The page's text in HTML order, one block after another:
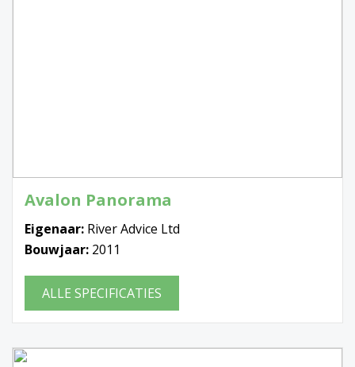
Avalon Panorama
Eigenaar: River Advice Ltd
Bouwjaar: 2011
ALLE SPECIFICATIES